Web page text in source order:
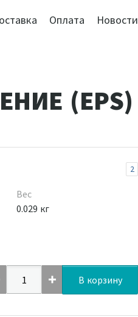
Оплата Новости
(EPS)
2
Вес
0.029 кг
В корзину